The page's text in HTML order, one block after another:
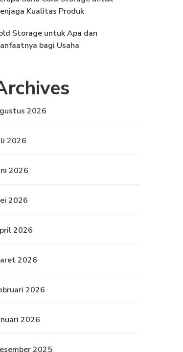
Kualitas Produk
Storage untuk Apa dan
bagi Usaha
2026
2026
2026
2026
2026
2026
2026
2026
2025